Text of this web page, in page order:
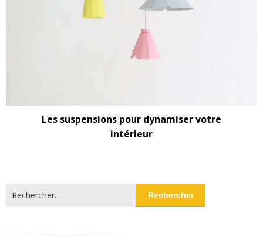
Les suspensions pour dynamiser votre
intérieur
Rechercher :